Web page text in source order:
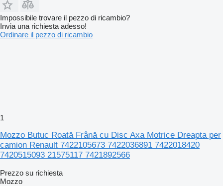
Impossibile trovare il pezzo di ricambio?
Invia una richiesta adesso!
Ordinare il pezzo di ricambio
1
Mozzo Butuc Roată Frână cu Disc Axa Motrice Dreapta per
camion Renault 7422105673 7422036891 7422018420
7420515093 21575117 7421892566
Prezzo su richiesta
Mozzo